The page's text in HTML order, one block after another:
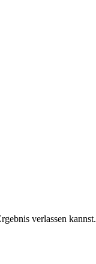
verlassen kannst.